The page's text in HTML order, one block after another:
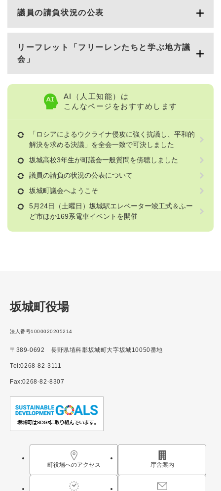
議員の請負状況の公表
リーフレット「フリーレンたちと学ぶ地方議
会」
AI（人工知能）は
こんなページをおすすめします
「ロシアによるウクライナ侵攻に強く抗議し、平和的
解決を求める決議」を全会一致で可決しました
坂城高校3年生が町議会一般質問を傍聴しました
議員の請負の状況の公表について
坂城町議会へようこそ
5月24日（土曜日）坂城駅エレベーター竣工式＆ふー
ど市ほか169系電車イベントを開催
坂城町役場
法人番号1000020205214
〒389-0692 長野県埴科郡坂城町大字坂城10050番地
Tel:0268-82-3111
Fax:0268-82-8307
町役場へのアクセス 庁舎案内